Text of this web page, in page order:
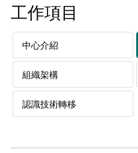
工作項目
中心介紹
組織架構
認識技術轉移